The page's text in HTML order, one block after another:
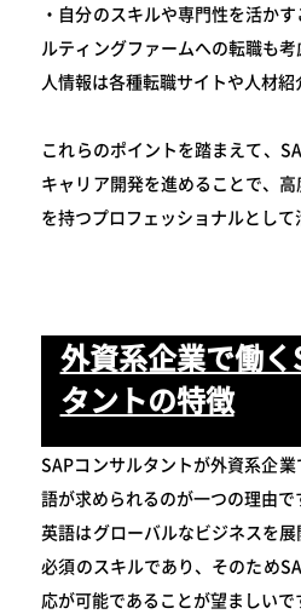
・自分のスキルや専門性を活か
ルティングファームへの転職も
人情報は各種転職サイトや人材紹
これらのポイントを踏まえて、
キャリア開発を進めることで、
を持つプロフェッショナルとして
外資系企業で働
タントの特徴
SAPコンサルタントが外資系企
語が求められるのが一つの理由で
英語はグローバルなビジネスを
必須のスキルであり、そのため
応が可能であることが望ましいで